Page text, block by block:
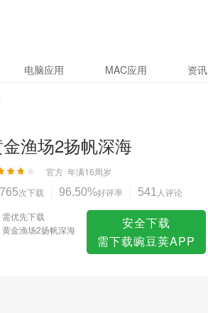
电脑应用 MAC应用 资讯
渔场2扬帆深海
官方 年满16周岁
次下载 96.50%好评率 541 人评论
需优先下载
黄金渔场2扬帆深海
安全下载
需下载豌豆荚APP